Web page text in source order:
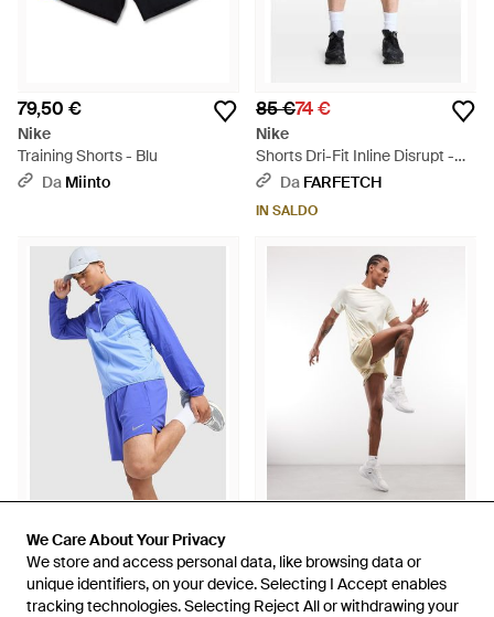
We Care About Your Privacy
We store and access personal data, like browsing data or
unique identifiers, on your device. Selecting I Accept enables
tracking technologies. Selecting Reject All or withdrawing your
We Care About Your Privacy
We store and access personal data, like browsing data or
unique identifiers, on your device. Selecting I Accept enables
tracking technologies. Selecting Reject All or withdrawing your
79,50 €
Nike
Training Shorts - Blu
Da Miinto
85 €74 €
Nike
Shorts Dri-Fit Inline Disrupt -
Blu Da FARFETCH
IN SALDO
Nike
Mens Pantaloncino Stride - Blu
DaJD Sports
Nike
Stride Dri-Fit - Neutro
Da ASOS